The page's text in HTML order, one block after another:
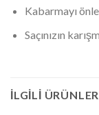
Kabarmayı
Saçınızın
İLGILI ÜRÜNLER